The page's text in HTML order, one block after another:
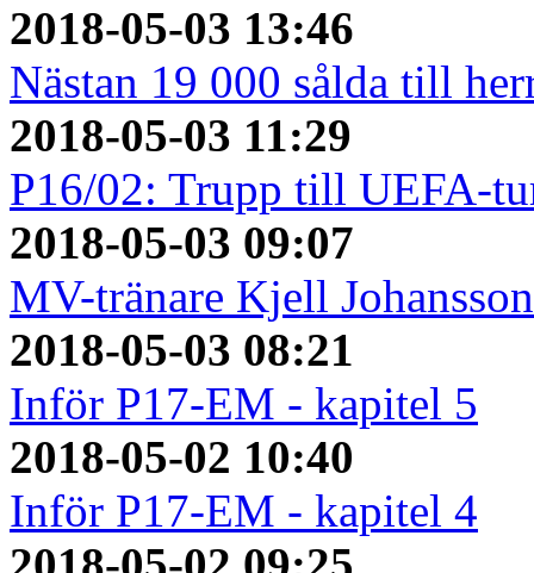
2018-05-03 13:46
Nästan 19 000 sålda till
2018-05-03 11:29
P16/02: Trupp till UEFA-
2018-05-03 09:07
MV-tränare Kjell
2018-05-03 08:21
Inför P17-EM - kapitel 5
2018-05-02 10:40
Inför P17-EM - kapitel 4